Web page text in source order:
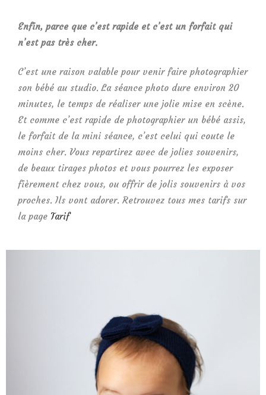
Enfin, parce que c’est rapide et c’est un forfait qui
n’est pas très cher.
C’est une raison valable pour venir faire photographier
son bébé au studio. La séance photo dure environ 20
minutes, le temps de réaliser une jolie mise en scène.
Et comme c’est rapide de photographier un bébé assis,
le forfait de la mini séance, c’est celui qui coute le
moins cher. Vous repartirez avec de jolies souvenirs,
de beaux tirages photos et vous pourrez les exposer
fièrement chez vous, ou offrir de jolis souvenirs à vos
proches. Ils vont adorer. Retrouvez tous mes tarifs sur
la page Tarif